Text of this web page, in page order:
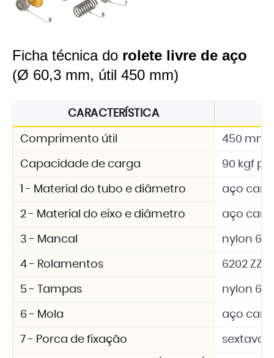
Ficha técnica do rolete livre de aço
(Ø 60,3 mm, útil 450 mm)
CARACTERÍSTICA
Comprimento útil 450 mm
Capacidade de carga 90 kgf
1 - Material do tubo e diâmetro aço
2 - Material do eixo e diâmetro aço
3 - Mancal nylon 6.6
4 - Rolamentos 6202 ZZ
5 - Tampas nylon 6.6
6 - Mola aço
7 - Porca de fixação